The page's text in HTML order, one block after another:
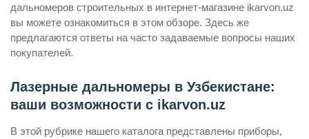
дальномеров строительных в интернет-магазине ikarvon.uz
вы можете ознакомиться в этом обзоре. Здесь же
предлагаются ответы на часто задаваемые вопросы наших
покупателей.
Лазерные дальномеры в Узбекистане:
ваши возможности с ikarvon.uz
В этой рубрике нашего каталога представлены приборы,